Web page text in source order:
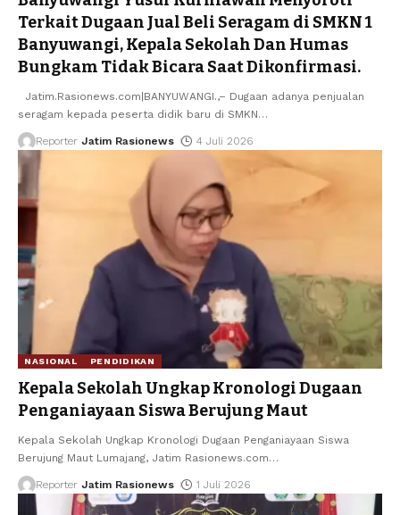
Terkait Dugaan Jual Beli Seragam di SMKN 1
Banyuwangi, Kepala Sekolah Dan Humas
Bungkam Tidak Bicara Saat Dikonfirmasi.
Jatim.Rasionews.com|BANYUWANGI.,– Dugaan adanya penjualan
seragam kepada peserta didik baru di SMKN…
Reporter Jatim Rasionews 4 Juli 2026
NASIONAL PENDIDIKAN
Kepala Sekolah Ungkap Kronologi Dugaan
Penganiayaan Siswa Berujung Maut
Kepala Sekolah Ungkap Kronologi Dugaan Penganiayaan Siswa
Berujung Maut Lumajang, Jatim Rasionews.com…
Reporter Jatim Rasionews 1 Juli 2026